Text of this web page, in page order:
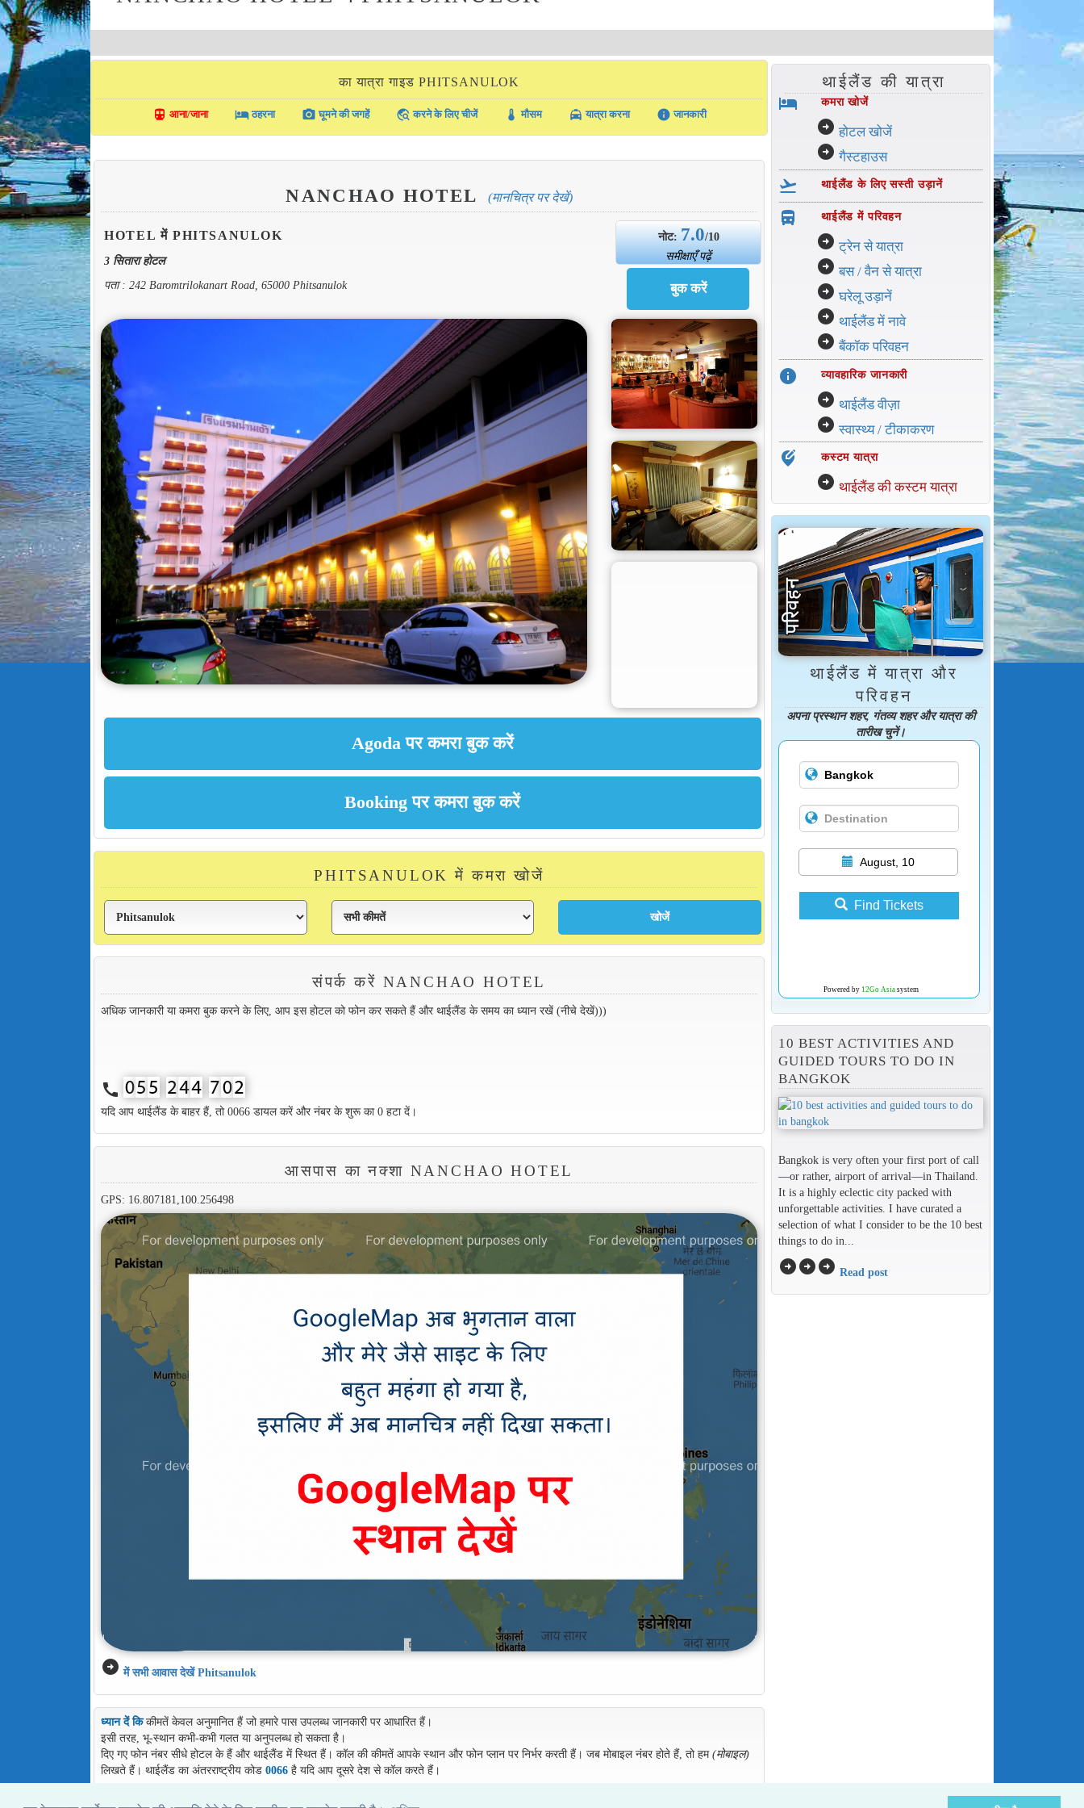
का यात्रा गाइड PHITSANULOK
directions_transit आना/जाना local_hotelठहरना photo_camera घूमने की जगहें travel_explore करने के लिए चीजें thermostat मौसम local_taxi यात्रा करना info जानकारी
NANCHAO HOTEL (मानचित्र पर देखें)
HOTEL में PHITSANULOK
3 सितारा होटल
पता : 242 Baromtrilokanart Road, 65000 Phitsanulok
नोट: 7.0/10
समीक्षाएँ पढ़ें
PHITSANULOK में कमरा खोजें
संपर्क करें NANCHAO HOTEL
अधिक जानकारी या कमरा बुक करने के लिए, आप इस होटल को फोन कर सकते हैं और थाईलैंड के समय का ध्यान रखें (नीचे देखें)))
call
यदि आप थाईलैंड के बाहर हैं, तो 0066 डायल करें और नंबर के शुरू का 0 हटा दें।
आसपास का नक्शा NANCHAO HOTEL
GPS: 16.807181,100.256498
arrow_circle_right में सभी आवास देखें Phitsanulok
ध्यान दें किकीमतें केवल अनुमानित हैं जो हमारे पास उपलब्ध जानकारी पर आधारित हैं।
इसी तरह, भू-स्थान कभी-कभी गलत या अनुपलब्ध हो सकता है।
दिए गए फोन नंबर सीधे होटल के हैं और थाईलैंड में स्थित हैं। कॉल की कीमतें आपके स्थान और फोन प्लान पर निर्भर करती हैं। जब मोबाइल नंबर होते हैं, तो हम(मोबाइल)
लिखते हैं। थाईलैंड का अंतरराष्ट्रीय कोड 0066है यदि आप दूसरे देश से कॉल करते हैं।
थाईलैंड की यात्रा
hotel कमरा खोजें
arrow_circle_right होटल खोजें
arrow_circle_right गैस्टहाउस
flight_takeoff थाईलैंड के लिए सस्ती उड़ानें
directions_bus_filled थाईलैंड में परिवहन
arrow_circle_right ट्रेन से यात्रा
arrow_circle_right बस / वैन से यात्रा
arrow_circle_right घरेलू उड़ानें
arrow_circle_right थाईलैंड में नावे
arrow_circle_right बैंकॉक परिवहन
info व्यावहारिक जानकारी
arrow_circle_right थाईलैंड वीज़ा
arrow_circle_right स्वास्थ्य / टीकाकरण
edit_location_alt कस्टम यात्रा
arrow_circle_right थाईलैंड की कस्टम यात्रा
थाईलैंड में यात्रा और
परिवहन
अपना प्रस्थान शहर, गंतव्य शहर और यात्रा की
तारीख चुनें।
August, 10
Find Tickets
Powered by 12Go Asiasystem
10 BEST ACTIVITIES AND
GUIDED TOURS TO DO IN
BANGKOK
Bangkok is very often your first port of call
—or rather, airport of arrival—in Thailand.
It is a highly eclectic city packed with
unforgettable activities. I have curated a
selection of what I consider to be the 10 best
things to do in...
arrow_circle_rightarrow_circle_rightarrow_circle_right Read post